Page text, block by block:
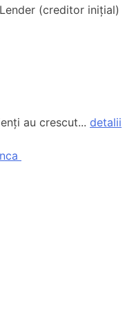
(creditor inițial)
au crescut... detalii